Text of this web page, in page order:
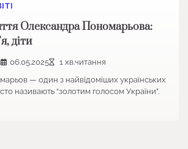
Олександра Пономарьова:
діти
06.05.2025
1 хв.читання
— один з найвідоміших українських
називають “золотим голосом України”.